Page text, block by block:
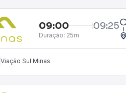
09:00 09:25
Duração: 25m
Viação Sul Minas